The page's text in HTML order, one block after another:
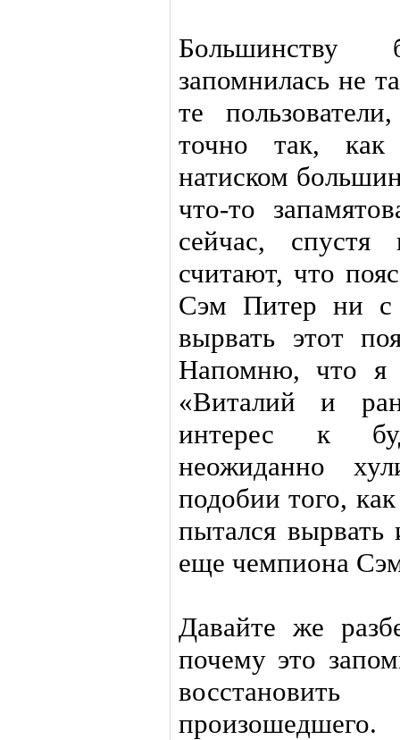
Большинству
запомнилась не
те
точно так,
натиском
что-то
сейчас, спустя
считают, что
Сэм Питер ни с
вырвать этот
Напомню, что я
«Виталий и
интерес к
неожиданно
подобии того,
пытался
еще чемпиона
Давайте же
почему это
произошедшего.